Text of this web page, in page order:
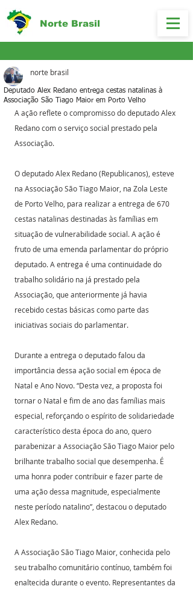
Norte Brasil
Deputado Alex Redano entrega cestas natalinas à
Associação São Tiago Maior em Porto Velho
norte brasil
A ação reflete o compromisso do deputado Alex
Redano com o serviço social prestado pela
Associação.
O deputado Alex Redano (Republicanos), esteve
na Associação São Tiago Maior, na Zola Leste
de Porto Velho, para realizar a entrega de 670
cestas natalinas destinadas às famílias em
situação de vulnerabilidade social. A ação é
fruto de uma emenda parlamentar do próprio
deputado. A entrega é uma continuidade do
trabalho solidário na já prestado pela
Associação, que anteriormente já havia
recebido cestas básicas como parte das
iniciativas sociais do parlamentar.
Durante a entrega o deputado falou da
importância dessa ação social em época de
Natal e Ano Novo. “Desta vez, a proposta foi
tornar o Natal e fim de ano das famílias mais
especial, reforçando o espírito de solidariedade
característico desta época do ano, quero
parabenizar a Associação São Tiago Maior pelo
brilhante trabalho social que desempenha. É
uma honra poder contribuir e fazer parte de
uma ação dessa magnitude, especialmente
neste período natalino”, destacou o deputado
Alex Redano.
A Associação São Tiago Maior, conhecida pelo
seu trabalho comunitário contínuo, também foi
enaltecida durante o evento. Representantes da